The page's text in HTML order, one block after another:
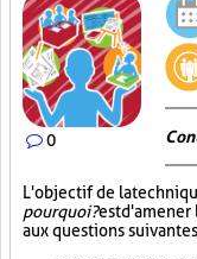
0
L'objectif de la
pourquoi?est
aux questions